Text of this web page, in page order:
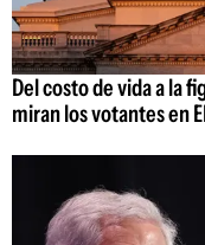
Del costo de vida a la
miran los votantes en